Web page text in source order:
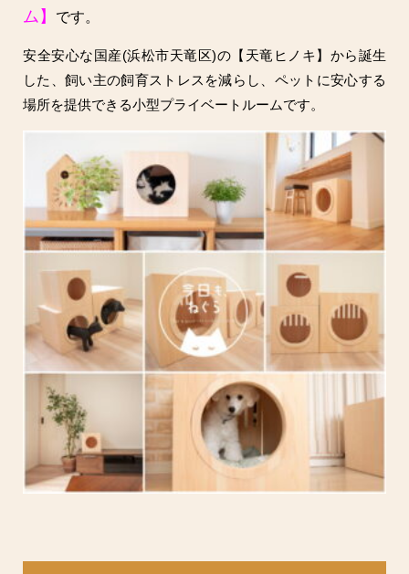
ム】
です。
安全安心な国産(浜松市天竜区)の【天竜ヒノキ】から誕生
した、飼い主の飼育ストレスを減らし、ペットに安心する
場所を提供できる小型プライベートルームです。